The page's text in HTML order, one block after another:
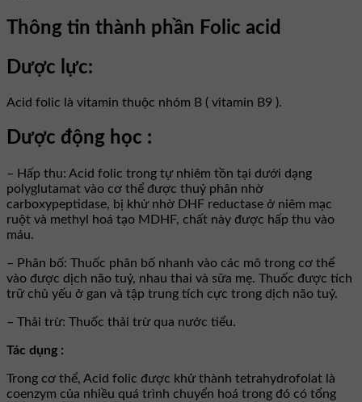
Thông tin thành phần Folic acid
Dược lực:
Acid folic là vitamin thuộc nhóm B ( vitamin B9 ).
Dược động học :
– Hấp thu: Acid folic trong tự nhiêm tồn tại dưới dạng
polyglutamat vào cơ thể được thuỷ phân nhờ
carboxypeptidase, bị khử nhờ DHF reductase ở niêm mạc
ruột và methyl hoá tạo MDHF, chất này được hấp thu vào
máu.
– Phân bố: Thuốc phân bố nhanh vào các mô trong cơ thể
vào được dịch não tuỷ, nhau thai và sữa mẹ. Thuốc được tích
trữ chủ yếu ở gan và tập trung tích cực trong dịch não tuỷ.
– Thải trừ: Thuốc thải trừ qua nước tiểu.
Tác dụng :
Trong cơ thể, Acid folic được khử thành tetrahydrofolat là
coenzym của nhiều quá trình chuyển hoá trong đó có tổng